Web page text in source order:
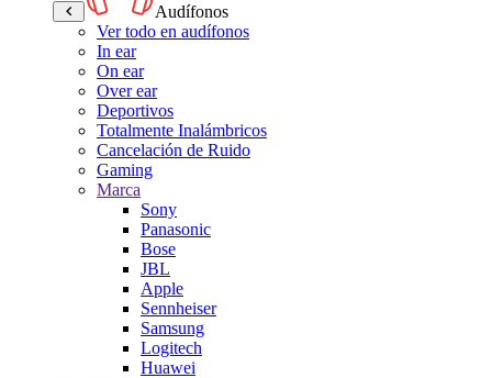
Audífonos
Ver todo en audífonos
In ear
On ear
Over ear
Deportivos
Totalmente Inalámbricos
Cancelación de Ruido
Gaming
Marca
Sony
Panasonic
Bose
JBL
Apple
Sennheiser
Samsung
Logitech
Huawei